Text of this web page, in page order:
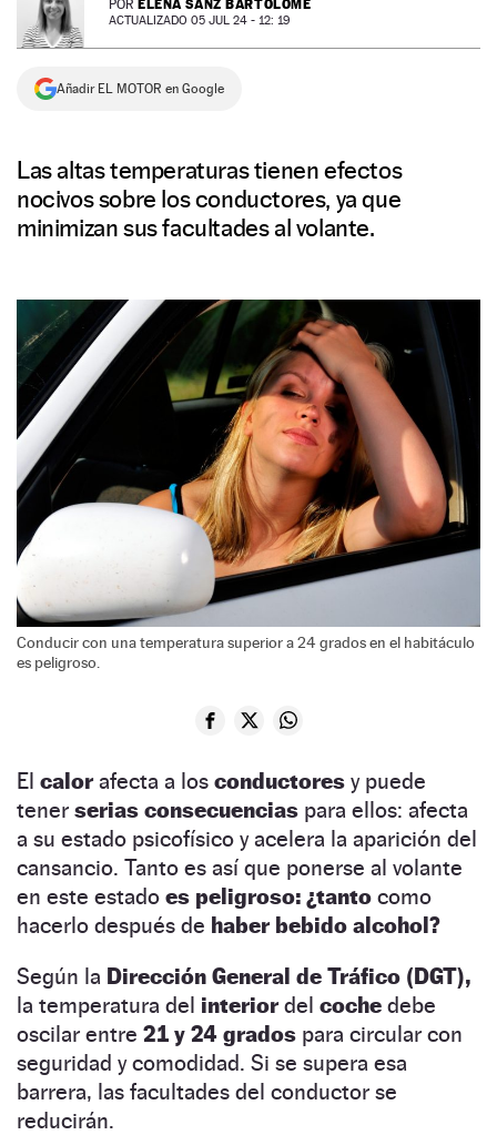
NEWSLETTER
SÍGUENOS
POR ELENA SANZ BARTOLOMÉ
ACTUALIZADO 05 JUL 24 - 12: 19
Añadir EL MOTOR en Google
Las altas temperaturas tienen efectos
nocivos sobre los conductores, ya que
minimizan sus facultades al volante.
Conducir con una temperatura superior a 24 grados en el habitáculo
es peligroso.
El calorafecta a los conductores y puede
tener serias consecuencias para ellos: afecta
a su estado psicofísico y acelera la aparición del
cansancio. Tanto es así que ponerse al volante
en este estado es peligroso: ¿tanto como
hacerlo después de haber bebido alcohol?
Según la Dirección General de Tráfico (DGT),
la temperatura del interiordel coche debe
oscilar entre 21 y 24 grados para circular con
seguridad y comodidad. Si se supera esa
barrera, las facultades del conductor se
reducirán.